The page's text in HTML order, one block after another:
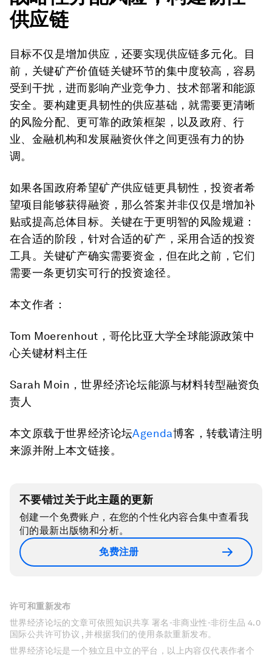
供应链
目标不仅是增加供应，还要实现供应链多元化。目
前，关键矿产价值链关键环节的集中度较高，容易
受到干扰，进而影响产业竞争力、技术部署和能源
安全。要构建更具韧性的供应基础，就需要更清晰
的风险分配、更可靠的政策框架，以及政府、行
业、金融机构和发展融资伙伴之间更强有力的协
调。
如果各国政府希望矿产供应链更具韧性，投资者希
望项目能够获得融资，那么答案并非仅仅是增加补
贴或提高总体目标。关键在于更明智的风险规避：
在合适的阶段，针对合适的矿产，采用合适的投资
工具。关键矿产确实需要资金，但在此之前，它们
需要一条更切实可行的投资途径。
本文作者：
Tom Moerenhout，哥伦比亚大学全球能源政策中
心关键材料主任
Sarah Moin，世界经济论坛能源与材料转型融资负
责人
本文原载于世界经济论坛Agenda博客，转载请注明
来源并附上本文链接。
不要错过关于此主题的更新
创建一个免费账户，在您的个性化内容合集中查看我
们的最新出版物和分析。
免费注册
许可和重新发布
世界经济论坛的文章可依照知识共享 署名-非商业性-非衍生品 4.0
国际公共许可协议 , 并根据我们的使用条款重新发布。
世界经济论坛是一个独立且中立的平台，以上内容仅代表作者个